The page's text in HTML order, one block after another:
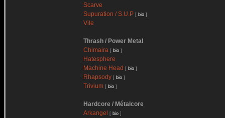
Scarve
Supuration / S.U.P [ bio ]
Vile
Thrash / Power Metal
Chimaira [ bio ]
Hatesphere
Machine Head [ bio ]
Rhapsody [ bio ]
Trivium [ bio ]
Hardcore / Métalcore
Arkangel
[ bio ]